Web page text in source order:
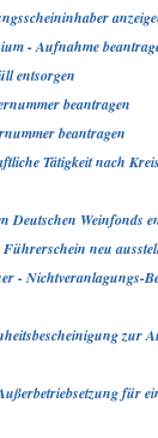
- Aufnahme
entsorgen
beantragen
beantragen
Tätigkeit nach
Deutschen Weinfonds
neu
- Nichtveranlagungs-
zur
für